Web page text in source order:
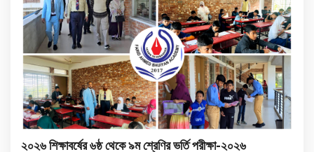
২০২৬ শিক্ষাবর্ষের ৬ষ্ঠ থেকে ৯ম শ্রেণির ভর্তি পরীক্ষা-২০২৬